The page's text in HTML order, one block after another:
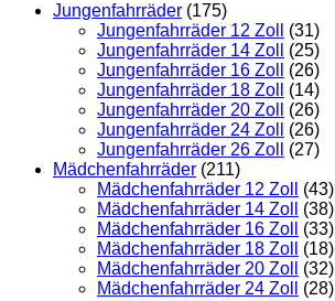
Jungenfahrräder (175)
Jungenfahrräder 12 Zoll
(31)
Jungenfahrräder 14 Zoll
(25)
Jungenfahrräder 16 Zoll
(26)
Jungenfahrräder 18 Zoll
(14)
Jungenfahrräder 20 Zoll
(26)
Jungenfahrräder 24 Zoll
(26)
Jungenfahrräder 26 Zoll
(27)
Mädchenfahrräder (211)
Mädchenfahrräder 12 Zoll
(43)
Mädchenfahrräder 14 Zoll
(38)
Mädchenfahrräder 16 Zoll
(33)
Mädchenfahrräder 18 Zoll
(18)
Mädchenfahrräder 20 Zoll
(32)
Mädchenfahrräder 24 Zoll
(28)